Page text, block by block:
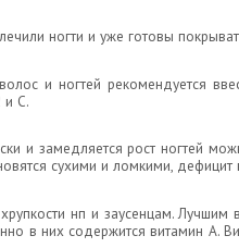
ногти и уже готовы
и ногтей рекомендуется
и С.
и замедляется рост ногтей
сухими и ломкими,
нп и заусенцам.
в них содержится витамин А.